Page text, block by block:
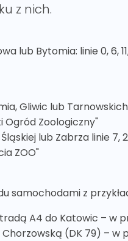
z nich.
lub Bytomia: linie 0, 6,
Gliwic lub
Ogród Zoologiczny"
lub Zabrza linie 7,
ZOO"
samochodami z
A4 do Katowic – w
Chorzowską (DK 79) –